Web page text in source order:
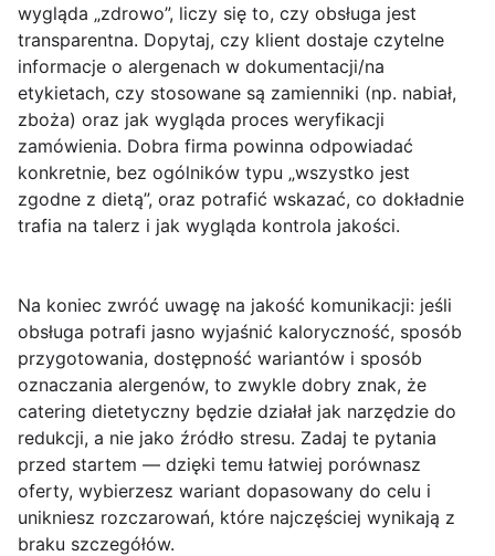
wygląda „zdrowo”, liczy się to, czy obsługa jest
transparentna. Dopytaj, czy klient dostaje czytelne
informacje o alergenach w dokumentacji/na
etykietach, czy stosowane są zamienniki (np. nabiał,
zboża) oraz jak wygląda proces weryfikacji
zamówienia. Dobra firma powinna odpowiadać
konkretnie, bez ogólników typu „wszystko jest
zgodne z dietą”, oraz potrafić wskazać, co dokładnie
trafia na talerz i jak wygląda kontrola jakości.
Na koniec zwróć uwagę na jakość komunikacji: jeśli
obsługa potrafi jasno wyjaśnić kaloryczność, sposób
przygotowania, dostępność wariantów i sposób
oznaczania alergenów, to zwykle dobry znak, że
catering dietetyczny będzie działał jak narzędzie do
redukcji, a nie jako źródło stresu. Zadaj te pytania
przed startem — dzięki temu łatwiej porównasz
oferty, wybierzesz wariant dopasowany do celu i
unikniesz rozczarowań, które najczęściej wynikają z
braku szczegółów.